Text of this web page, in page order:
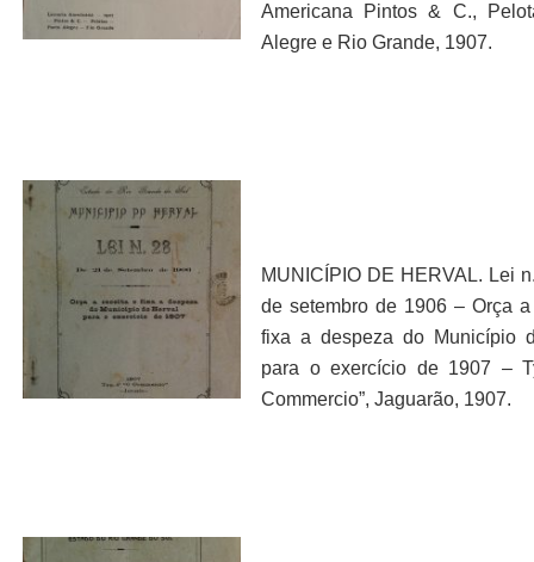
Americana Pintos & C.,
Alegre e Rio Grande, 1907.
MUNICÍPIO DE HERVAL. Lei
de setembro de 1906 – Orça
fixa a despeza do Município
para o exercício de 1907 –
Commercio”, Jaguarão, 1907.